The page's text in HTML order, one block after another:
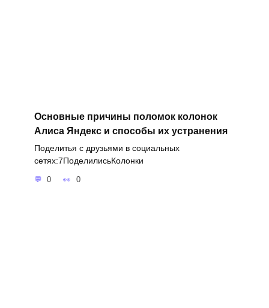
Основные причины поломок колонок
Алиса Яндекс и способы их устранения
Поделитья с друзьями в социальных
сетях:7ПоделилисьКолонки
0 0